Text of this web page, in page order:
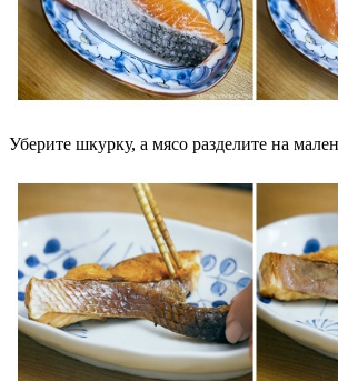
Уберите шкурку, а мясо разделите на